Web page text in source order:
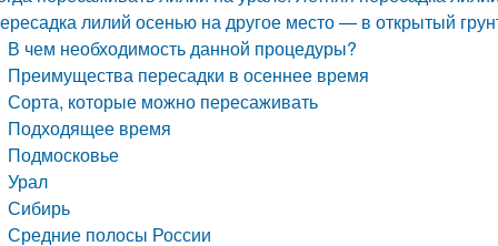
лилий осенью на другое место — в открытый
В чем необходимость данной процедуры?
Преимущества пересадки в осеннее время
Сорта, которые можно пересаживать
Подходящее время
Подмосковье
Урал
Сибирь
Средние полосы России